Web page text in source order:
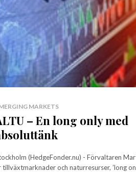
MARKETS
– En long only med
(HedgeFonder.nu) - Förvaltaren
tillväxtmarknader och naturresurser, ’long